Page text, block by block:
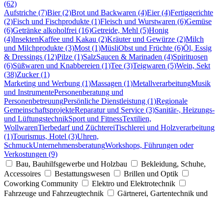
(62)
Aufstriche (7)Bier (2)Brot und Backwaren (4)Eier (4)Fertiggerichte
(2)Fisch und Fischprodukte (1)Fleisch und Wurstwaren (6)Gemüse
(6)Getränke alkoholfrei (16)Getreide, Mehl (5)Honig
(4)InsektenKaffee und Kakau (2)Kräuter und Gewürze (2)Milch
und Milchprodukte (3)Most (1)MüsliObst und Früchte (6)Öl, Essig
& Dressings (12)Pilze (1)SalzSaucen & Marinaden (4)Spirituosen
(6)Süßwaren und Knabbereien (1)Tee (3)Teigwaren (5)Wein, Sekt
(38)Zucker (1)
Marketing und Werbung (1)Massagen (1)MetallverarbeitungMusik
und InstrumentePersonenberatung und
PersonenbetreuungPersönliche Dienstleistung (1)Regionale
GemeinschaftsprojekteReparatur und Service (3)Sanitär-, Heizungs-
und LüftungstechnikSport und FitnessTextilien,
WollwarenTierbedarf und ZüchtereiTischlerei und Holzverarbeitung
(1)Tourismus, Hotel (3)Uhren,
SchmuckUnternehmensberatungWorkshops, Führungen oder
Verkostungen (9)
Bau, Bauhilfsgewerbe und Holzbau
Bekleidung, Schuhe,
Accessoires
Bestattungswesen
Brillen und Optik
Coworking Community
Elektro und Elektrotechnik
Fahrzeuge und Fahrzeugtechnik
Gärtnerei, Gartentechnik und